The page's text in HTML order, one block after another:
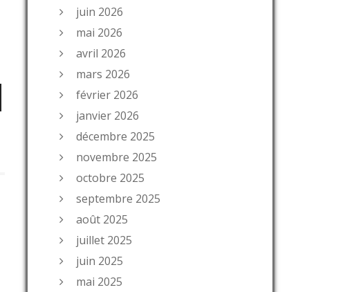
juin 2026
mai 2026
avril 2026
mars 2026
février 2026
janvier 2026
décembre 2025
novembre 2025
octobre 2025
septembre 2025
août 2025
juillet 2025
juin 2025
mai 2025